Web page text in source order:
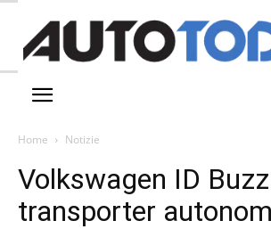
Home Notizie
Volkswagen ID
transporter